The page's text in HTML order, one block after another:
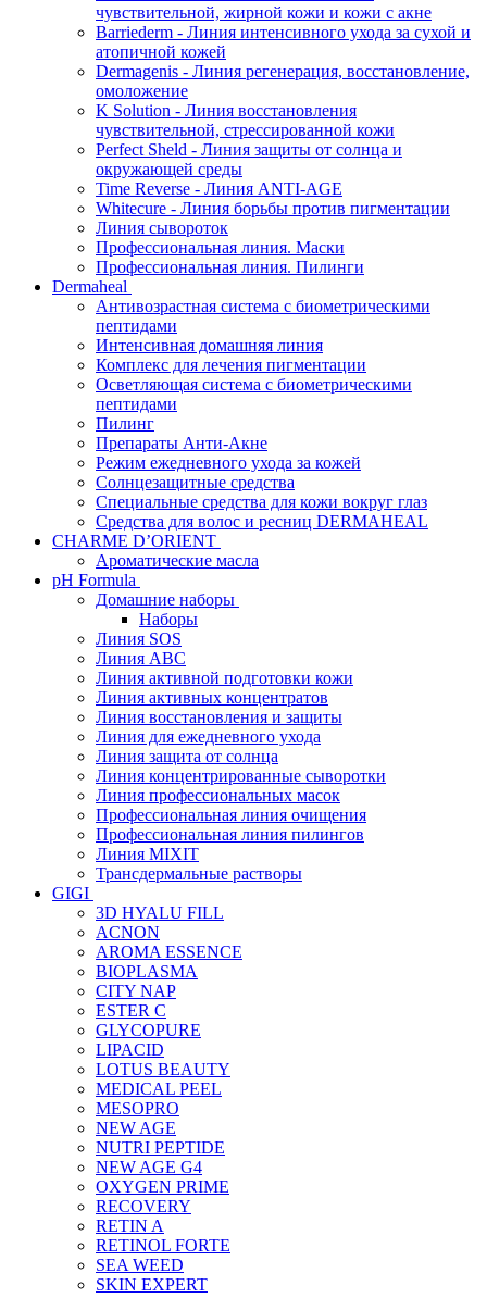
чувствительной, жирной кожи и кожи с акне
Barriederm - Линия интенсивного ухода за сухой и
атопичной кожей
Dermagenis - Линия регенерация, восстановление,
омоложение
K Solution - Линия восстановления
чувствительной, стрессированной кожи
Perfect Sheld - Линия защиты от солнца и
окружающей среды
Time Reverse - Линия ANTI-AGE
Whitecure - Линия борьбы против пигментации
Линия сывороток
Профессиональная линия. Маски
Профессиональная линия. Пилинги
Dermaheal
Антивозрастная система с биометрическими
пептидами
Интенсивная домашняя линия
Комплекс для лечения пигментации
Осветляющая система с биометрическими
пептидами
Пилинг
Препараты Анти-Акне
Режим ежедневного ухода за кожей
Солнцезащитные средства
Специальные средства для кожи вокруг глаз
Средства для волос и ресниц DERMAHEAL
CHARME D’ORIENT
Ароматические масла
pH Formula
Домашние наборы
Наборы
Линия SOS
Линия АВС
Линия активной подготовки кожи
Линия активных концентратов
Линия восстановления и защиты
Линия для ежедневного ухода
Линия защита от солнца
Линия концентрированные сыворотки
Линия профессиональных масок
Профессиональная линия очищения
Профессиональная линия пилингов
Линия MIXIT
Трансдермальные растворы
GIGI
3D HYALU FILL
ACNON
AROMA ESSENCE
BIOPLASMA
CITY NAP
ESTER C
GLYCOPURE
LIPACID
LOTUS BEAUTY
MEDICAL PEEL
MESOPRO
NEW AGE
NUTRI PEPTIDE
NEW AGE G4
OXYGEN PRIME
RECOVERY
RETIN A
RETINOL FORTE
SEA WEED
SKIN EXPERT